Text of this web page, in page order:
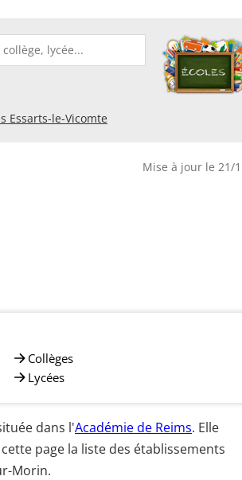
Essarts-le-Vicomte
Mise à jour le 21/
Collèges
Lycées
dans l'Académie de Reims. Elle
page la liste des établissements
Morin.